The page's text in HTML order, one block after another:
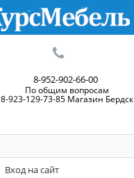
8-952-902-66-00
По общим вопросам
8-923-129-73-85 Магазин Бердск
Вход на сайт